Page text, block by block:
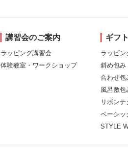
講習会のご案内
ラッピング講習会
体験教室・ワークショップ
ギフ
ラッピン
斜め包み
合わせ包
風呂敷包
リボンテ
ベーシッ
STYLE